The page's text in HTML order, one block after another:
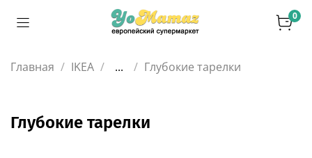
0
Главная IKEA ... Глубокие тарелки
Глубокие тарелки